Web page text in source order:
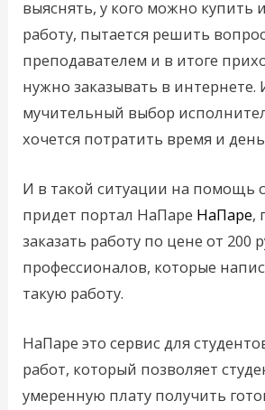
выяснять, у кого можно купить
работу, пытается решить
преподавателем и в итоге
нужно заказывать в интернете.
мучительный выбор
хочется потратить время и
И в такой ситуации на помощь
придет портал НаПаре НаПаре,
заказать работу по цене от 200
профессионалов, которые
такую работу.
НаПаре это сервис для
работ, который позволяет
умеренную плату получить